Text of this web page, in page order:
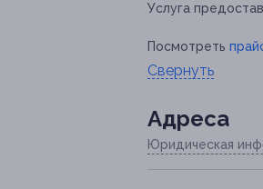
Услуга
Посмотреть
Свернуть
Адресa
Юридическая